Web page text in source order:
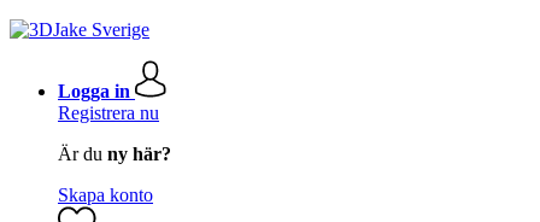
Logga in
Registrera nu
Är du ny här?
Skapa konto